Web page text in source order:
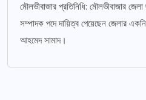
মৌলভীবাজার প্রতিনিধি: মৌলভীবাজার
সম্পাদক পদে দায়িত্ব পেয়েছেন জেলার
আহমেদ সামাদ।